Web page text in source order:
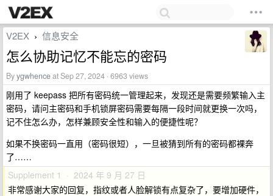
V2EX › 信息安全
怎么协助记忆不能忘的密码
Byygwhenceat Sep 27, 2024 · 6963 views
刚用了 keepass 把所有密码统一管理起来，发现还是需要频繁输入主
密码，请问主密码和手机锁屏密码需要每隔一段时间就更换一次吗，
记不住怎么办，怎样兼顾安全性和输入的便捷性呢？
如果不换密码一直用（密码很短），一旦被猜到所有的密码都裸奔
了……
Supplement 1 · 2024 年 9 月 27 日
非常感谢大家的回复，指纹或者人脸解锁有点复杂了，要增加硬件，